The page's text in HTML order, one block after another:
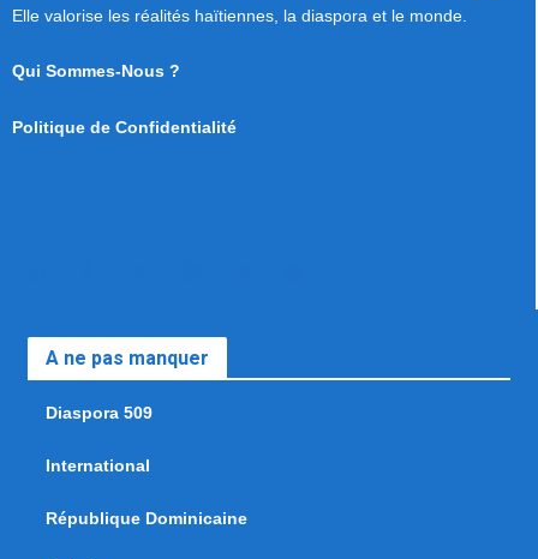
Elle valorise les réalités haïtiennes, la diaspora et le monde.
Qui Sommes-Nous ?
Politique de Confidentialité
A ne pas manquer
Diaspora 509
International
République Dominicaine